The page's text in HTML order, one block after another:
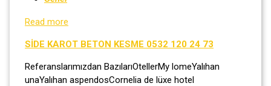
Read more
SİDE KAROT BETON KESME 0532 120 24 73
Referanslarımızdan BazılarıOtellerMy lomeYalıhan
unaYalıhan aspendosCornelia de lüxe hotel